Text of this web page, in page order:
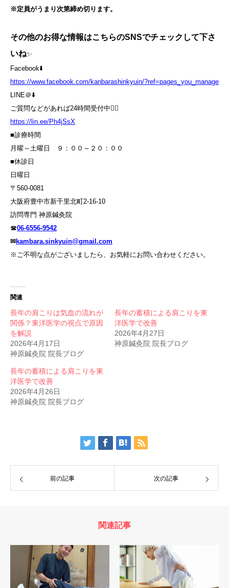
※定員がうまり次第締め切ります。
その他のお得な情報はこちらのSNSでチェックして下さ
いね✨
Facebook⬇️
https://www.facebook.com/kanbarashinkyuin/?ref=pages_you_manage
LINE＠⬇️
ご質問などがあれば24時間受付中💁‍♀️
https://lin.ee/Ph4jSsX
■診療時間
月曜～土曜日 ９：００～２０：００
■休診日
日曜日
〒560-0081
大阪府豊中市新千里北町2-16-10
訪問専門 神原鍼灸院
☎06-6556-9542
✉kambara.sinkyuin@gmail.com
※ご不明な点がございましたら、お気軽にお問い合わせください。
関連
長年の肩こりは気血の流れが
関係？東洋医学の視点で原因
を解説
2026年4月17日
神原鍼灸院 院長ブログ
長年の蓄積による肩こりを東
洋医学で改善
2026年4月27日
神原鍼灸院 院長ブログ
長年の蓄積による肩こりを東
洋医学で改善
2026年4月26日
神原鍼灸院 院長ブログ
前の記事 次の記事
関連記事